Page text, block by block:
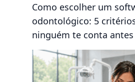
Como escolher um
odontológico: 5
ninguém te conta